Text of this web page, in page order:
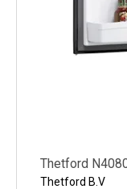
Thetford
Thetford B.V